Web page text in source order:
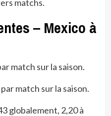
matchs.
– Mexico à
match sur la saison.
match sur la saison.
globalement, 2,20 à